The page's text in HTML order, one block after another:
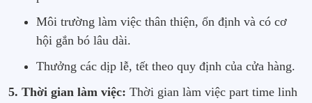
Môi trường làm việc thân thiện, ổn định và có cơ
hội gắn bó lâu dài.
Thưởng các dịp lễ, tết theo quy định của cửa hàng.
5. Thời gian làm việc: Thời gian làm việc part time linh